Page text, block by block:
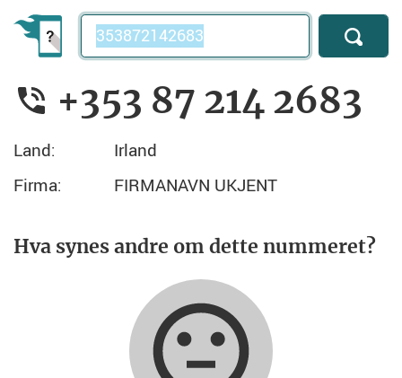
Telefonnummer
+353 87 214 2683
Land:
Irland
Firma:
FIRMANAVN UKJENT
Hva synes andre om dette nummeret?